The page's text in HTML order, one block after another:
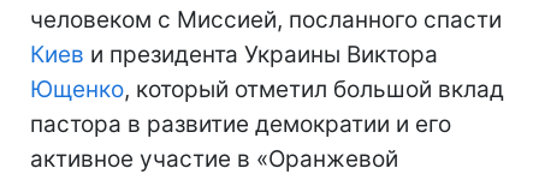
человеком с Миссией, посланного спасти
Киев и президента Украины Виктора
Ющенко, который отметил большой вклад
пастора в развитие демократии и его
активное участие в «Оранжевой